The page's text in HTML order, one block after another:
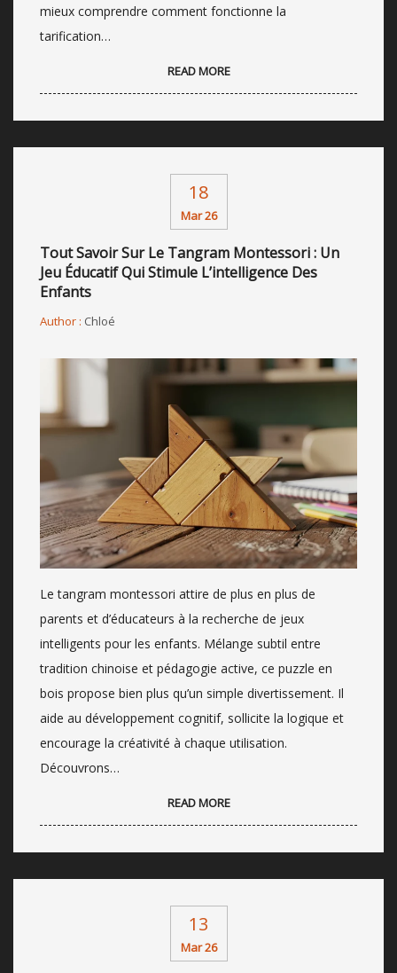
mieux comprendre comment fonctionne la
tarification…
READ MORE
18
Mar 26
Tout Savoir Sur Le Tangram Montessori : Un
Jeu Éducatif Qui Stimule L’intelligence Des
Enfants
Author : Chloé
Le tangram montessori attire de plus en plus de
parents et d’éducateurs à la recherche de jeux
intelligents pour les enfants. Mélange subtil entre
tradition chinoise et pédagogie active, ce puzzle en
bois propose bien plus qu’un simple divertissement. Il
aide au développement cognitif, sollicite la logique et
encourage la créativité à chaque utilisation.
Découvrons…
READ MORE
13
Mar 26